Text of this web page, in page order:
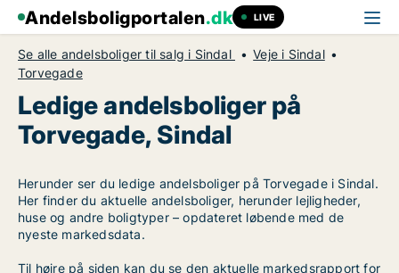
Andelsboligportalen.dk LIVE
Se alle andelsboliger til salg i Sindal
Veje i Sindal
Torvegade
Ledige andelsboliger på
Torvegade, Sindal
Herunder ser du ledige andelsboliger på Torvegade i Sindal.
Her finder du aktuelle andelsboliger, herunder lejligheder,
huse og andre boligtyper – opdateret løbende med de
nyeste markedsdata.
Til højre på siden kan du se den aktuelle markedsrapport for